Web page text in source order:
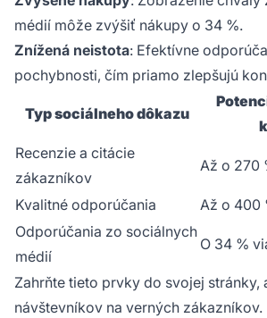
médií môže zvýšiť nákupy o 34 %.
Znížená neistota: Efektívne
pochybnosti, čím priamo zlepšujú
Typ sociálneho dôkazu
Recenzie a citácie
zákazníkov
Až o 270
Kvalitné odporúčania
Až o 400
Odporúčania zo sociálnych
médií
O 34 %
Zahrňte tieto prvky do svojej stránky,
návštevníkov na verných zákazníkov.